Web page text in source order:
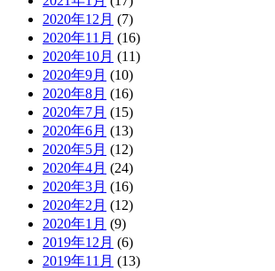
2020年12月 (7)
2020年11月 (16)
2020年10月 (11)
2020年9月 (10)
2020年8月 (16)
2020年7月 (15)
2020年6月 (13)
2020年5月 (12)
2020年4月 (24)
2020年3月 (16)
2020年2月 (12)
2020年1月 (9)
2019年12月 (6)
2019年11月 (13)